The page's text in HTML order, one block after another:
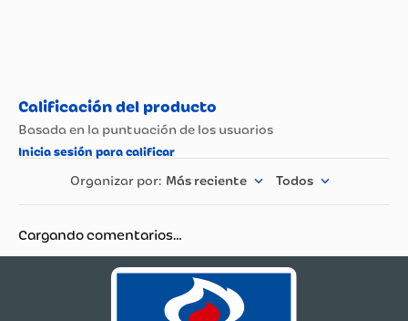
Más reciente Todos
Cargando comentarios…